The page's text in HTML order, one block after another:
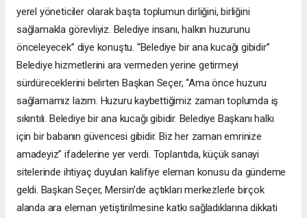
yerel yöneticiler olarak başta toplumun dirliğini, birliğini
sağlamakla görevliyiz. Belediye insanı, halkın huzurunu
önceleyecek” diye konuştu. “Belediye bir ana kucağı gibidir”
Belediye hizmetlerini ara vermeden yerine getirmeyi
sürdüreceklerini belirten Başkan Seçer, “Ama önce huzuru
sağlamamız lazım. Huzuru kaybettiğimiz zaman toplumda iş
sıkıntılı. Belediye bir ana kucağı gibidir. Belediye Başkanı halkı
için bir babanın güvencesi gibidir. Biz her zaman emrinize
amadeyiz” ifadelerine yer verdi. Toplantıda, küçük sanayi
sitelerinde ihtiyaç duyulan kalifiye eleman konusu da gündeme
geldi. Başkan Seçer, Mersin’de açtıkları merkezlerle birçok
alanda ara eleman yetiştirilmesine katkı sağladıklarına dikkati